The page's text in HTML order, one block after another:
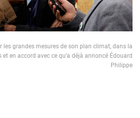
les grandes mesures de son plan climat, dans la
et en accord avec ce qu’a déjà annoncé Édouard
Philippe